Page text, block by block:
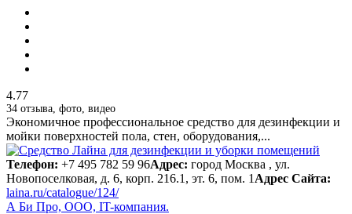
4.77
34 отзыва, фото, видео
Экономичное профессиональное средство для дезинфекции и
мойки поверхностей пола, стен, оборудования,...
Телефон: +7 495 782 59 96Адрес: город Москва , ул.
Новопоселковая, д. 6, корп. 216.1, эт. 6, пом. 1 Адрес Сайта:
laina.ru/catalogue/124/
А Би Про, ООО, IT-компания.